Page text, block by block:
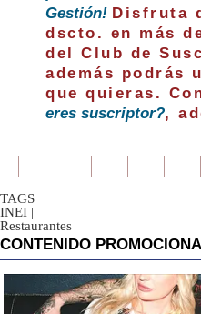
Gestión! Disfruta
dscto. en más
del Club de
además podrás
que quieras.
eres suscriptor?,
TAGS
INEI |
Restaurantes